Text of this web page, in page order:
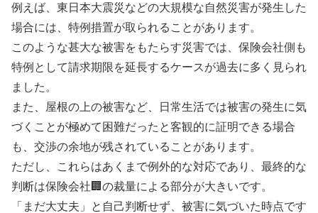
例えば、東日本大震災などの大規模な自然災害が発生した
場合には、特例措置が取られることがあります。
このような甚大な被害をもたらす災害では、保険会社側も
特例として請求期限を延長するケースが過去に多く見られ
ました。
また、屋根の上の被害など、日常生活では被害の発生に気
づくことが極めて困難だったと客観的に証明できる場合
も、交渉の余地が残されていることがあります。
ただし、これらはあくまで例外的な対応であり、最終的な
判断は保険会社🏢の裁量による部分が大きいです。
「まだ大丈夫」と自己判断せず、被害に気づいた時点です